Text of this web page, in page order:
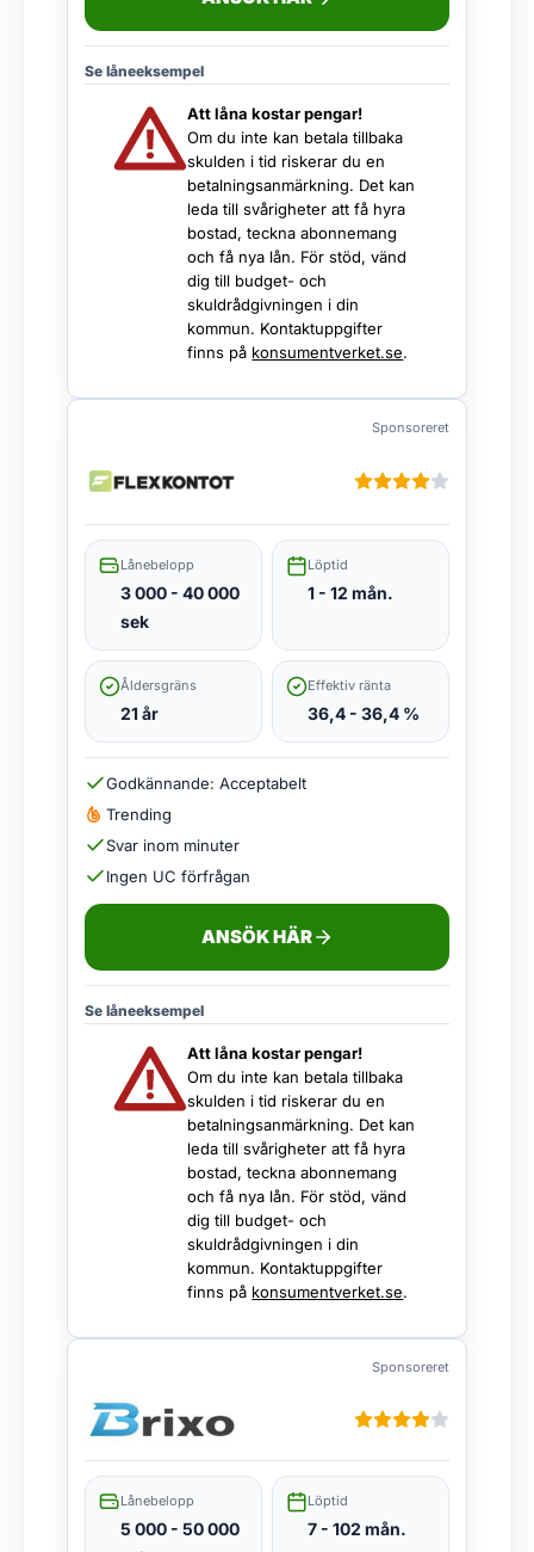
Se låneeksempel
Att låna kostar pengar!
Om du inte kan betala tillbaka
skulden i tid riskerar du en
betalningsanmärkning. Det kan
leda till svårigheter att få hyra
bostad, teckna abonnemang
och få nya lån. För stöd, vänd
dig till budget- och
skuldrådgivningen i din
kommun. Kontaktuppgifter
finns på konsumentverket.se.
Sponsoreret
Lånebelopp
3 000 - 40 000
sek
Löptid
1 - 12 mån.
Åldersgräns
21 år
Effektiv ränta
36,4 - 36,4 %
Godkännande: Acceptabelt
Trending
Svar inom minuter
Ingen UC förfrågan
ANSÖK HÄR
Se låneeksempel
Att låna kostar pengar!
Om du inte kan betala tillbaka
skulden i tid riskerar du en
betalningsanmärkning. Det kan
leda till svårigheter att få hyra
bostad, teckna abonnemang
och få nya lån. För stöd, vänd
dig till budget- och
skuldrådgivningen i din
kommun. Kontaktuppgifter
finns på konsumentverket.se.
Sponsoreret
Lånebelopp
5 000 - 50 000
Löptid
7 - 102 mån.